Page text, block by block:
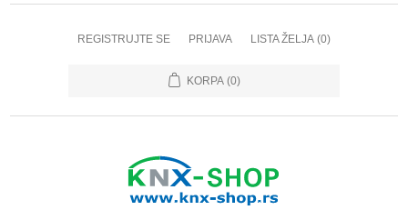
REGISTRUJTE SE PRIJAVA LISTA ŽELJA (0)
KORPA (0)